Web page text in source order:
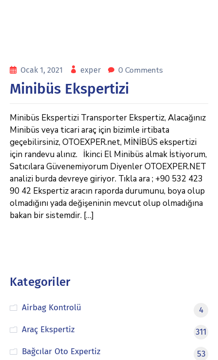
Ocak 1, 2021 exper 0 Comments
Minibüs Ekspertizi
Minibüs Ekspertizi Transporter Ekspertiz, Alacağınız
Minibüs veya ticari araç için bizimle irtibata
geçebilirsiniz, OTOEXPER.net, MİNİBÜS ekspertizi
için randevu alınız. İkinci El Minibüs almak İstiyorum,
Satıcılara Güvenemiyorum Diyenler OTOEXPER.NET
analizi burda devreye giriyor. Tıkla ara ; +90 532 423
90 42 Ekspertiz aracın raporda durumunu, boya olup
olmadığını yada değişeninin mevcut olup olmadığına
bakan bir sistemdir. […]
Kategoriler
Airbag Kontrolü
4
Araç Ekspertiz
311
Bağcılar Oto Expertiz
53